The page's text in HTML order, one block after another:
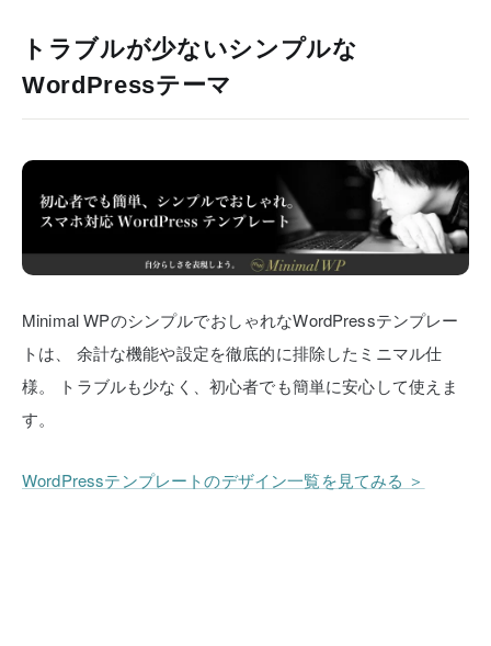
トラブルが少ないシンプルな
WordPressテーマ
Minimal WPのシンプルでおしゃれなWordPressテンプレー
トは、
余計な機能や設定を徹底的に排除したミニマル仕
様。
トラブルも少なく、初心者でも簡単に安心して使えま
す。
WordPressテンプレートのデザイン一覧を見てみる ＞